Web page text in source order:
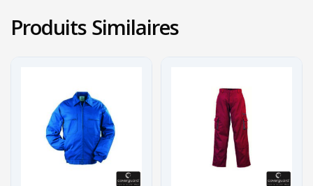
Produits Similaires